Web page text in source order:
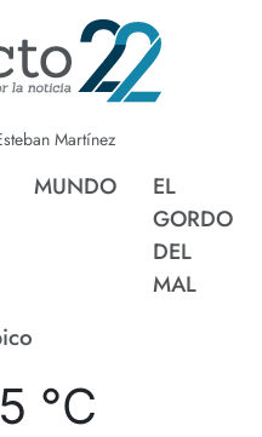
Martínez
MUNDO
EL
GORDO
DEL
MAL
°C